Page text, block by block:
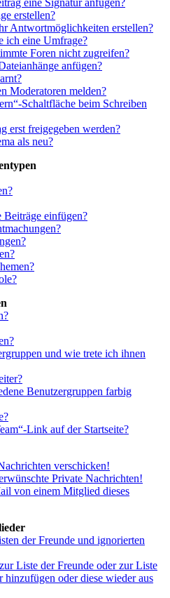
eine Signatur anfügen?
erstellen?
Antwortmöglichkeiten erstellen?
ich eine Umfrage?
Foren nicht zugreifen?
anfügen?
Moderatoren melden?
Schaltfläche beim Schreiben
erst freigegeben werden?
als neu?
einfügen?
und wie trete ich ihnen
Benutzergruppen farbig
Link auf der Startseite?
verschicken!
Private Nachrichten!
von einem Mitglied dieses
der Freunde und ignorierten
Liste der Freunde oder zur Liste
oder diese wieder aus